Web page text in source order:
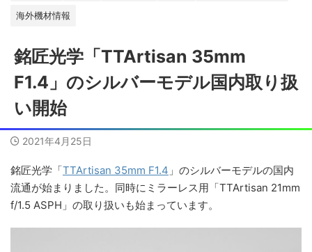
海外機材情報
銘匠光学「TTArtisan 35mm
F1.4」のシルバーモデル国内取り扱
い開始
2021年4月25日
銘匠光学「TTArtisan 35mm F1.4 」のシルバーモデルの国内
流通が始まりました。同時にミラーレス用「TTArtisan 21mm
f/1.5 ASPH」の取り扱いも始まっています。